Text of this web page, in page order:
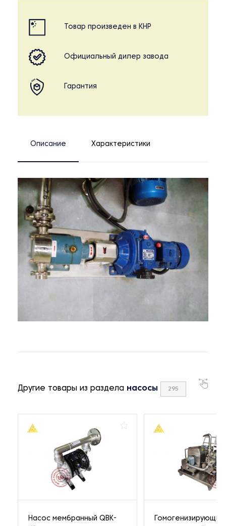
Товар произведен в КНР
Официальный дилер завода
Гарантия
Описание Характеристики
Другие товары из раздела насосы 295
Насос мембранный QBK-
Гомогенизирующий